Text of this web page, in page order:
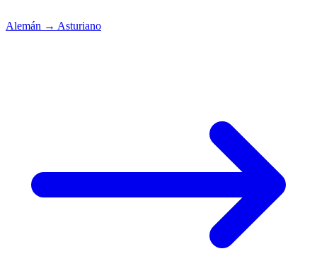
Alemán → Asturiano